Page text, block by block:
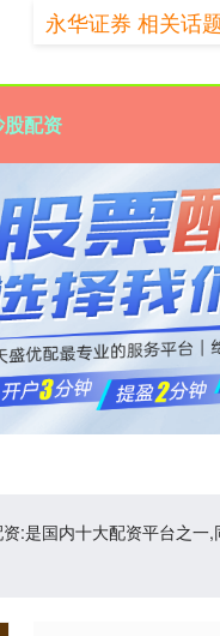
股配资
:是国内十大配资平台之
永华证券 相关话